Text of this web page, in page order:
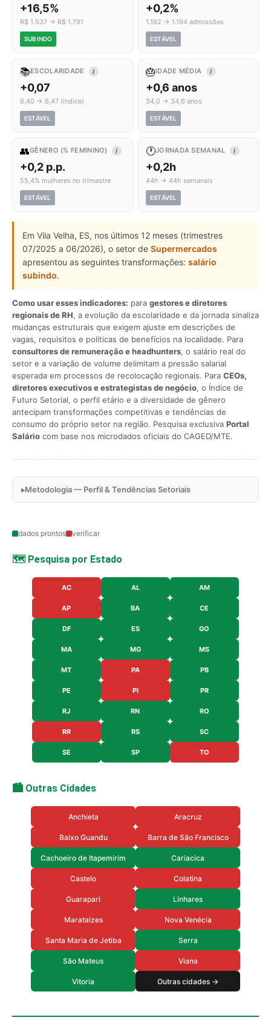
+16,5%
R$ 1.537 → R$ 1.791
SUBINDO
+0,2%
1.192 → 1.194 admissões
ESTÁVEL
📚ESCOLARIDADE I
+0,07
6,40 → 6,47 (índice)
ESTÁVEL
🎂IDADE MÉDIA I
+0,6 anos
34,0 → 34,6 anos
ESTÁVEL
👥GÊNERO (% FEMININO) I
+0,2 p.p.
55,4% mulheres no trimestre
ESTÁVEL
🕐JORNADA SEMANAL I
+0,2h
44h → 44h semanais
ESTÁVEL
Em Vila Velha, ES, nos últimos 12 meses (trimestres
07/2025 a 06/2026), o setor de Supermercados
apresentou as seguintes transformações: salário
subindo.
Como usar esses indicadores: para gestores e diretores
regionais de RH, a evolução da escolaridade e da jornada sinaliza
mudanças estruturais que exigem ajuste em descrições de
vagas, requisitos e políticas de benefícios na localidade. Para
consultores de remuneração e headhunters, o salário real do
setor e a variação de volume delimitam a pressão salarial
esperada em processos de recolocação regionais. Para CEOs,
diretores executivos e estrategistas de negócio, o Índice de
Futuro Setorial, o perfil etário e a diversidade de gênero
antecipam transformações competitivas e tendências de
consumo do próprio setor na região. Pesquisa exclusiva Portal
Salário com base nos microdados oficiais do CAGED/MTE.
Metodologia — Perfil & Tendências Setoriais
dados prontos verificar
🗺️ Pesquisa por Estado
AC AL AM
AP BA CE
DF ES GO
MA MG MS
MT PA PB
PE PI PR
RJ RN RO
RR RS SC
SE SP TO
🏙️ Outras Cidades
Anchieta Aracruz
Baixo Guandu Barra de São Francisco
Cachoeiro de Itapemirim Cariacica
Castelo Colatina
Guarapari Linhares
Marataizes Nova Venécia
Santa Maria de Jetiba Serra
São Mateus Viana
Vitoria Outras cidades →